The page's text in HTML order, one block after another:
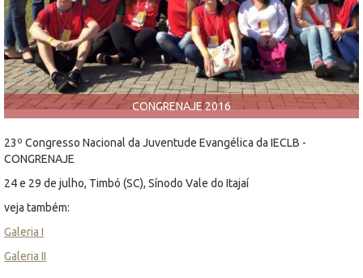
CONGRENAJE 2016
23º Congresso Nacional da Juventude Evangélica da IECLB -
CONGRENAJE
24 e 29 de julho, Timbó (SC), Sínodo Vale do Itajaí
veja também:
Galeria I
Galeria II